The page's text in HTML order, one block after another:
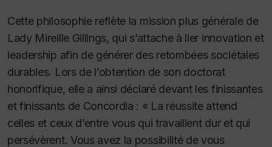
Cette philosophie reflète la mission plus générale de
Lady Mireille Gillings, qui s’attache à lier innovation et
leadership afin de générer des retombées sociétales
durables. Lors de l’obtention de son doctorat
honorifique, elle a ainsi déclaré devant les finissantes
et finissants de Concordia : « La réussite attend
celles et ceux d’entre vous qui travaillent dur et qui
persévèrent. Vous avez la possibilité de vous